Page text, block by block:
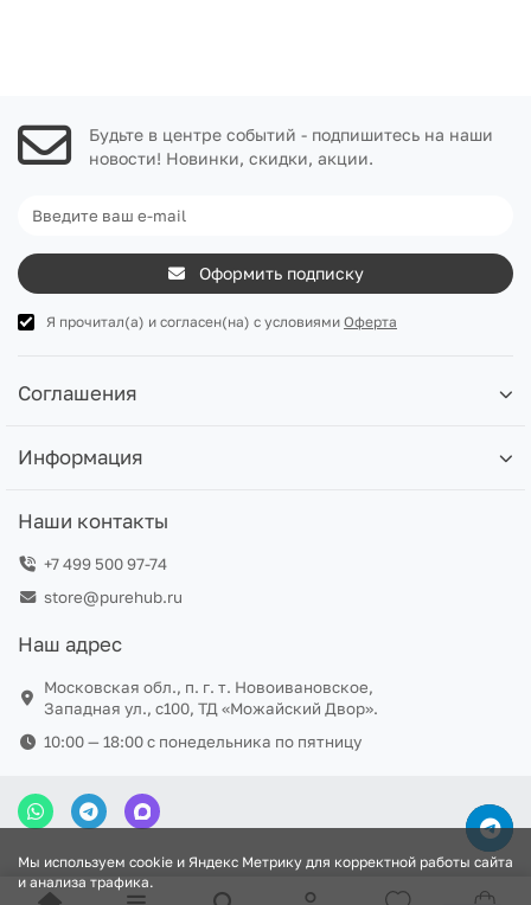
Мы используем cookie и Яндекс Метрику для корректной работы сайта
и анализа трафика.
Будьте в центре событий - подпишитесь на наши
новости! Новинки, скидки, акции.
Оформить подписку
Я прочитал(а) и согласен(на) с условиями Оферта
Соглашения
Информация
Наши контакты
+7 499 500 97-74
store@purehub.ru
Наш адрес
Московская обл., п. г. т. Новоивановское,
Западная ул., с100, ТД «Можайский Двор».
10:00 — 18:00 c понедельника по пятницу